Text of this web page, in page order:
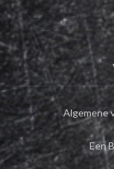
Algemene
Een